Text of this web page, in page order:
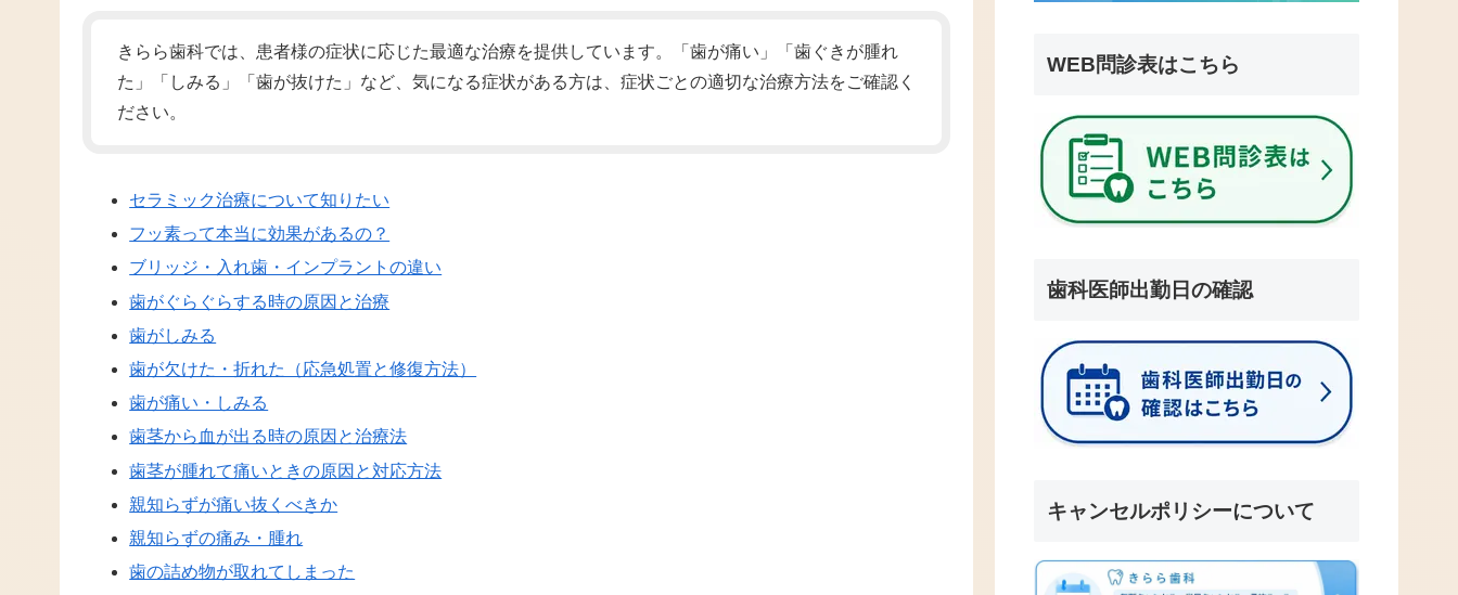
きらら歯科では、患者様の症状に応じた最適な治療を提供しています。「歯が痛い」「歯ぐきが腫れ
た」「しみる」「歯が抜けた」など、気になる症状がある方は、症状ごとの適切な治療方法をご確認く
ださい。
セラミック治療について知りたい
フッ素って本当に効果があるの？
ブリッジ・入れ歯・インプラントの違い
歯がぐらぐらする時の原因と治療
歯がしみる
歯が欠けた・折れた（応急処置と修復方法）
歯が痛い・しみる
歯茎から血が出る時の原因と治療法
歯茎が腫れて痛いときの原因と対応方法
親知らずが痛い抜くべきか
親知らずの痛み・腫れ
歯の詰め物が取れてしまった
WEB問診表はこちら
歯科医師出勤日の確認
キャンセルポリシーについて